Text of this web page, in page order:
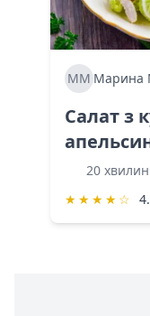
ММ Марина
Салат з
20 хвилин
★ ★ ★ ★ ☆